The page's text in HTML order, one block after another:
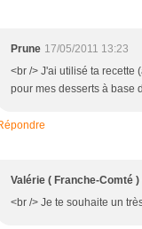
Prune 17/05/2011 13:23
<br /> J'ai utilisé ta recette
pour mes desserts à base
Valérie ( Franche-Comté )
<br /> Je te souhaite un